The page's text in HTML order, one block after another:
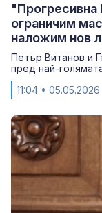
ограничим
наложим нов
Петър Витанов и
пред най-
11:04 • 05.05.2026